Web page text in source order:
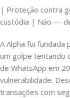
| Proteção contra
custódia | Não —
A Alpha foi
um golpe tentando
de WhatsApp em
vulnerabilidade.
transações com